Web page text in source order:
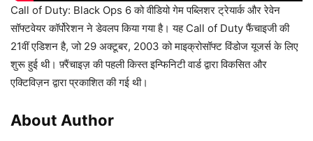
Call of Duty: Black Ops 6 को वीडियो गेम पब्लिशर ट्रेयार्क और रेवेन
सॉफ्टवेयर कॉर्पोरेशन ने डेवलप किया गया है। यह Call of Duty फैंचाइजी की
21वीं एडिशन है, जो 29 अक्टूबर, 2003 को माइक्रोसॉफ्ट विंडोज यूजर्स के लिए
शुरू हुई थी। फ़्रैंचाइज़ की पहली किस्त इन्फिनिटी वार्ड द्वारा विकसित और
एक्टिविज़न द्वारा प्रकाशित की गई थी।
About Author